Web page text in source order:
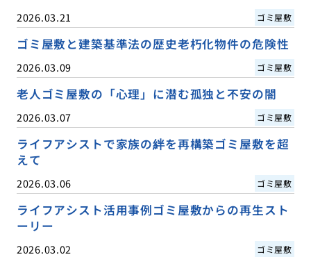
2026.03.21 ゴミ屋敷
ゴミ屋敷と建築基準法の歴史老朽化物件の危険性
2026.03.09 ゴミ屋敷
老人ゴミ屋敷の「心理」に潜む孤独と不安の闇
2026.03.07 ゴミ屋敷
ライフアシストで家族の絆を再構築ゴミ屋敷を超
えて
2026.03.06 ゴミ屋敷
ライフアシスト活用事例ゴミ屋敷からの再生スト
ーリー
2026.03.02 ゴミ屋敷